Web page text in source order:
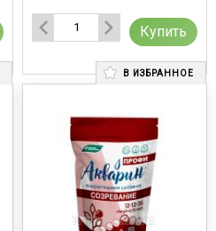
Купить
В ИЗБРАННОЕ